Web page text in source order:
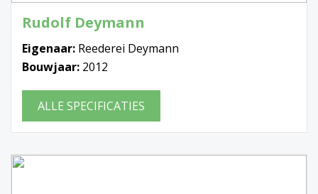
Rudolf Deymann
Eigenaar: Reederei Deymann
Bouwjaar: 2012
ALLE SPECIFICATIES